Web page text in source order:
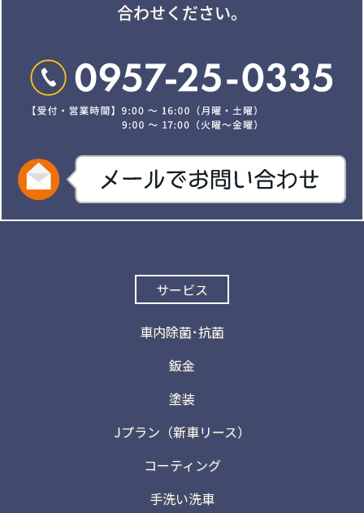
合わせください。
サービス
車内除菌･抗菌
鈑金
塗装
Jプラン（新車リース）
コーティング
手洗い洗車